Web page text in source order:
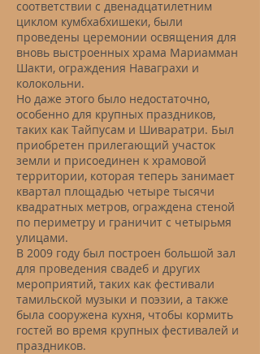
соответствии с двенадцатилетним
циклом кумбхабхишеки, были
проведены церемонии освящения для
вновь выстроенных храма Мариамман
Шакти, ограждения Наваграхи и
колокольни.
Но даже этого было недостаточно,
особенно для крупных праздников,
таких как Тайпусам и Шиваратри. Был
приобретен прилегающий участок
земли и присоединен к храмовой
территории, которая теперь занимает
квартал площадью четыре тысячи
квадратных метров, ограждена стеной
по периметру и граничит с четырьмя
улицами.
В 2009 году был построен большой зал
для проведения свадеб и других
мероприятий, таких как фестивали
тамильской музыки и поэзии, а также
была сооружена кухня, чтобы кормить
гостей во время крупных фестивалей и
праздников.